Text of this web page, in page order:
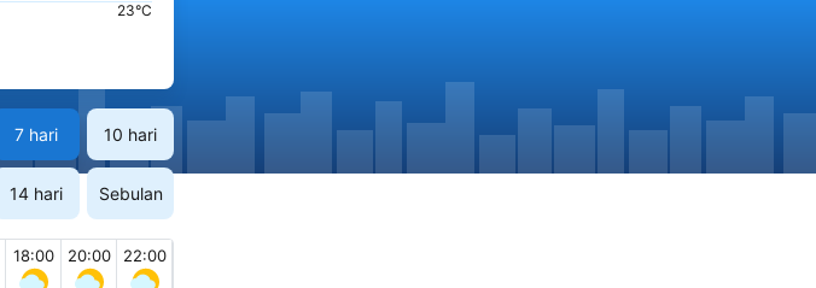
23°C
7 hari 10 hari
14 hari Sebulan
18:00 20:00 22:00